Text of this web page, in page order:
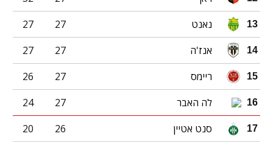
13 נאנט 27
27
14 אנז'ה 27
27
15 ריימס 27
26
16 לה האבר 27
24
17 סנט אטיין 26
20